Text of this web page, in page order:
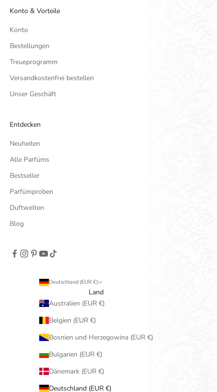
Konto & Vorteile
Konto
Bestellungen
Treueprogramm
Versandkostenfrei bestellen
Unser Geschäft
Entdecken
Neuheiten
Alle Parfüms
Bestseller
Parfümproben
Duftwelten
Blog
Deutschland (EUR €)
Land
Australien (EUR €)
Belgien (EUR €)
Bosnien und Herzegowina (EUR €)
Bulgarien (EUR €)
Dänemark (EUR €)
Deutschland (EUR €)